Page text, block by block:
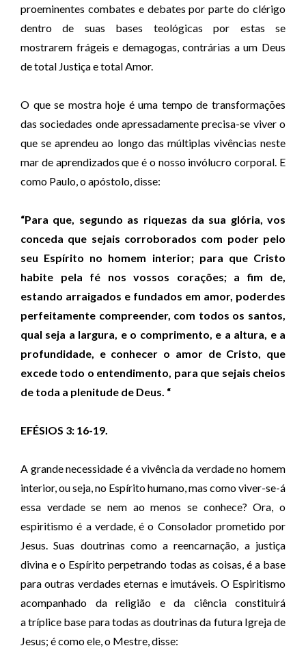
proeminentes combates e debates por parte do clérigo
dentro de suas bases teológicas por estas se
mostrarem frágeis e demagogas, contrárias a um Deus
de total Justiça e total Amor.
O que se mostra hoje é uma tempo de transformações
das sociedades onde apressadamente precisa-se viver o
que se aprendeu ao longo das múltiplas vivências neste
mar de aprendizados que é o nosso invólucro corporal. E
como Paulo, o apóstolo, disse:
“Para que, segundo as riquezas da sua glória, vos
conceda que sejais corroborados com poder pelo
seu Espírito no homem interior; para que Cristo
habite pela fé nos vossos corações; a fim de,
estando arraigados e fundados em amor, poderdes
perfeitamente compreender, com todos os santos,
qual seja a largura, e o comprimento, e a altura, e a
profundidade, e conhecer o amor de Cristo, que
excede todo o entendimento, para que sejais cheios
de toda a plenitude de Deus. “
EFÉSIOS 3: 16-19.
A grande necessidade é a vivência da verdade no homem
interior, ou seja, no Espírito humano, mas como viver-se-á
essa verdade se nem ao menos se conhece? Ora, o
espiritismo é a verdade, é o Consolador prometido por
Jesus. Suas doutrinas como a reencarnação, a justiça
divina e o Espírito perpetrando todas as coisas, é a base
para outras verdades eternas e imutáveis. O Espiritismo
acompanhado da religião e da ciência constituirá
a tríplice base para todas as doutrinas da futura Igreja de
Jesus; é como ele, o Mestre, disse: